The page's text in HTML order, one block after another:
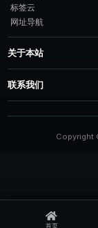
标签云
网址导航
关于本站
站点介绍
客服咨询
推广计划
联系我们
TG：@feimao2024
Copyright
首页